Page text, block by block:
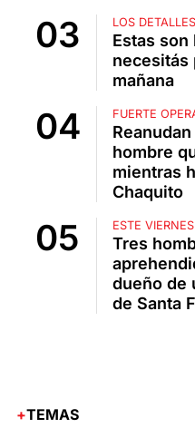
LOS DETALLES
Estas son
necesitás
mañana
FUERTE
hombre
mientras
Chaquito
ESTE VIERNES
Tres
dueño de
de Santa
TEMAS